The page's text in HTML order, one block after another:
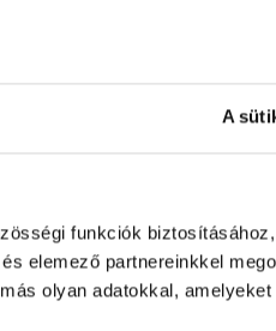
A
funkciók
elemező partnereinkkel
olyan adatokkal, amelyeket
Doktornőnél jártam
a Doktornő, alaposan
mit lát a vizsgálat során.